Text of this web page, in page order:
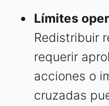
Límites
Redistribuir
requerir
acciones o
cruzadas